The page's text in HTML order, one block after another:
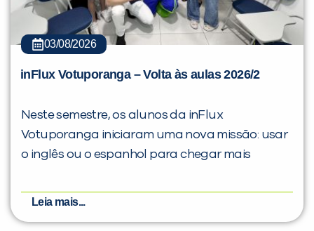
03/08/2026
inFlux Votuporanga – Volta às aulas 2026/2
Neste semestre, os alunos da inFlux
Votuporanga iniciaram uma nova missão: usar
o inglês ou o espanhol para chegar mais
Leia mais...